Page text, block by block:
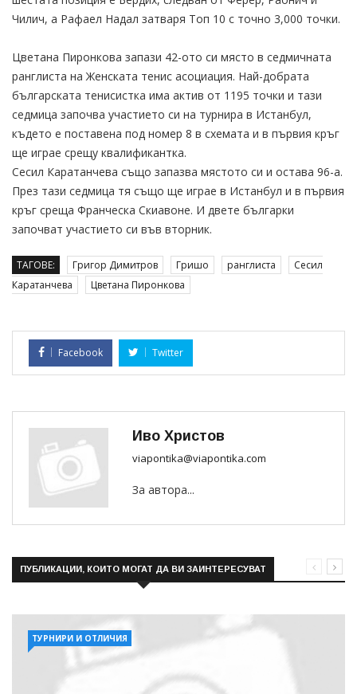
Чилич, а Рафаел Надал затваря Топ 10 с точно 3,000 точки.
Цветана Пиронкова запази 42-ото си място в седмичната
ранглиста на Женската тенис асоциация. Най-добрата
българската тенисистка има актив от 1195 точки и тази
седмица започва участието си на турнира в Истанбул,
където е поставена под номер 8 в схемата и в първия кръг
ще играе срещу квалификантка.
Сесил Каратанчева също запазва мястото си и остава 96-а.
През тази седмица тя също ще играе в Истанбул и в първия
кръг среща Франческа Скиавоне. И двете българки
започват участието си във вторник.
ТАГОВЕ: Григор Димитров Гришо ранглиста
Сесил
Каратанчева
Цветана Пиронкова
Facebook Twitter
Иво Христов
viapontika@viapontika.com
За автора...
ПУБЛИКАЦИИ, КОИТО МОГАТ ДА ВИ ЗАИНТЕРЕСУВАТ
ТУРНИРИ И ОТЛИЧИЯ